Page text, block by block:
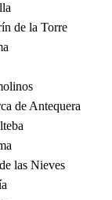
de la Torre
de Antequera
las Nieves